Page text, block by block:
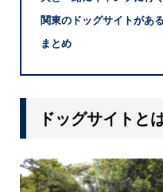
関東のドッグサイトがあ
まとめ
ドッグサイトと